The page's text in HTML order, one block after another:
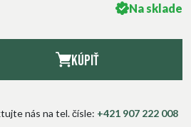
Na sklade
Kúpiť
nás na tel. čísle: +421 907 222 008